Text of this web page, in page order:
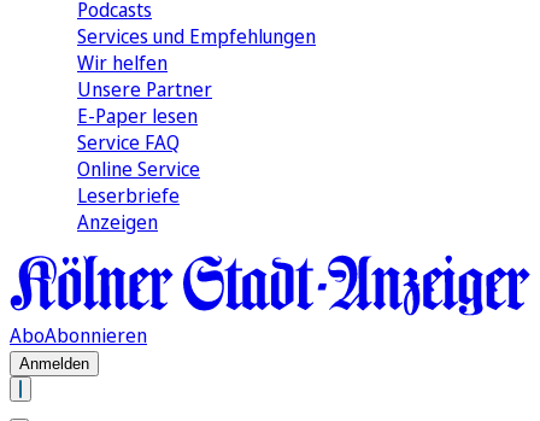
Podcasts
Services und Empfehlungen
Wir helfen
Unsere Partner
E-Paper lesen
Service FAQ
Online Service
Leserbriefe
Anzeigen
AboAbonnieren
Anmelden